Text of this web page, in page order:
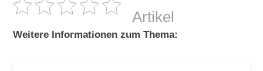
Artikel
Weitere Informationen zum Thema: